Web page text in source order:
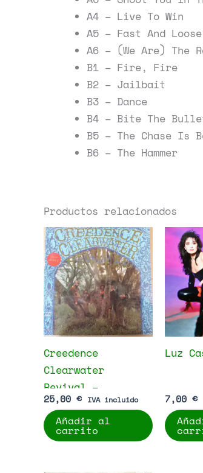
A4 – Live To Win
A5 – Fast And Loose
A6 – (We Are) The
B1 – Fire, Fire
B2 – Jailbait
B3 – Dance
B4 – Bite The
B5 – The Chase Is
B6 – The Hammer
Productos relacionados
Creedence
Clearwater
Revival –
Creedence
Clearwater
Revival
25,00 € IVA incluido
Añadir al
carrito
Luz
7,00 €